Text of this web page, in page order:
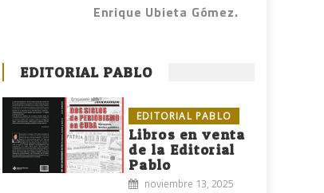
Enrique Ubieta Gómez.
EDITORIAL PABLO
EDITORIAL PABLO
Libros en venta
de la Editorial
Pablo
noviembre 13, 2025